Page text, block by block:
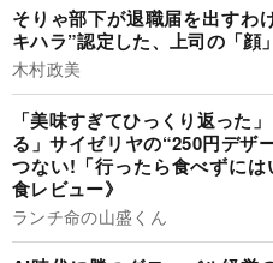
そりゃ部下が退職届を出すわ
キハラ”認定した、上司の「顔
木村政美
「美味すぎてひっくり返った
る」サイゼリヤの“250円デザ
つない!「行ったら食べずに
食レビュー》
ランチ命の山盛くん